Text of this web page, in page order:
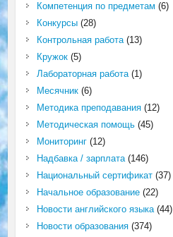
Компетенция по предметам (6)
Конкурсы(28)
Контрольная работа(13)
Кружок(5)
Лабораторная работа(1)
Месячник(6)
Методика преподавания(12)
Методическая помощь(45)
Мониторинг(12)
Надбавка / зарплата(146)
Национальный сертификат(37)
Начальное образование(22)
Новости английского языка(44)
Новости образования(374)